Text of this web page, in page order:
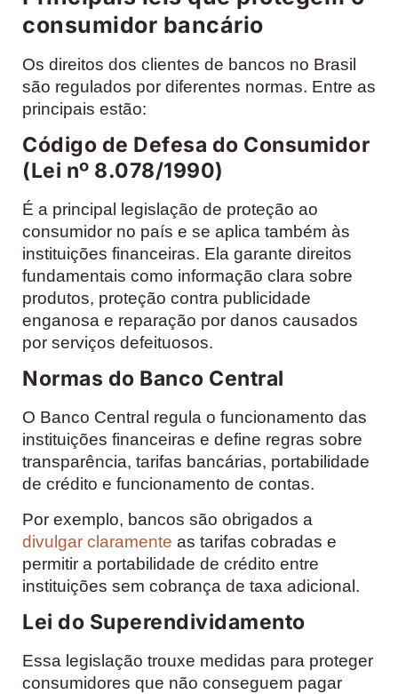
consumidor bancário
Os direitos dos clientes de bancos no Brasil
são regulados por diferentes normas. Entre as
principais estão:
Código de Defesa do Consumidor
(Lei nº 8.078/1990)
É a principal legislação de proteção ao
consumidor no país e se aplica também às
instituições financeiras. Ela garante direitos
fundamentais como informação clara sobre
produtos, proteção contra publicidade
enganosa e reparação por danos causados
por serviços defeituosos.
Normas do Banco Central
O Banco Central regula o funcionamento das
instituições financeiras e define regras sobre
transparência, tarifas bancárias, portabilidade
de crédito e funcionamento de contas.
Por exemplo, bancos são obrigados a
divulgar claramente as tarifas cobradas e
permitir a portabilidade de crédito entre
instituições sem cobrança de taxa adicional.
Lei do Superendividamento
Essa legislação trouxe medidas para proteger
consumidores que não conseguem pagar